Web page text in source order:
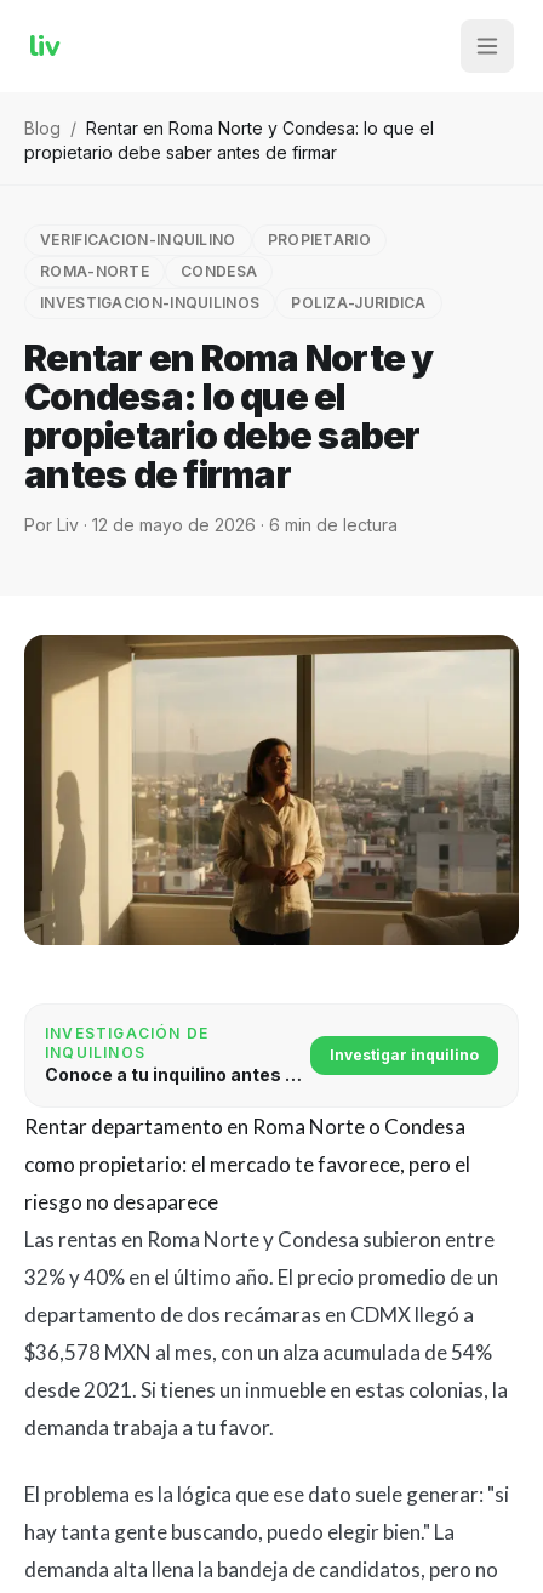
liv
Blog / Rentar en Roma Norte y Condesa: lo que el
propietario debe saber antes de firmar
VERIFICACION-INQUILINO
PROPIETARIO
ROMA-NORTE
CONDESA
INVESTIGACION-INQUILINOS
POLIZA-JURIDICA
Rentar en Roma Norte y
Condesa: lo que el
propietario debe saber
antes de firmar
Por Liv · 12 de mayo de 2026 · 6 min de lectura
Rentar departamento en Roma Norte o Condesa
como propietario: el mercado te favorece, pero el
riesgo no desaparece
Las rentas en Roma Norte y Condesa subieron entre
32% y 40% en el último año. El precio promedio de un
departamento de dos recámaras en CDMX llegó a
$36,578 MXN al mes, con un alza acumulada de 54%
desde 2021. Si tienes un inmueble en estas colonias, la
demanda trabaja a tu favor.
El problema es la lógica que ese dato suele generar: "si
hay tanta gente buscando, puedo elegir bien." La
demanda alta llena la bandeja de candidatos, pero no
INVESTIGACIÓN DE
INQUILINOS
Conoce a tu inquilino antes de firmar
Investigar inquilino